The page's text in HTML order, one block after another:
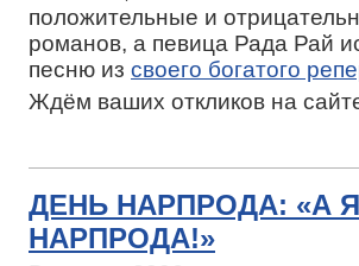
положительные и
романов, а певица Рада Рай
песню из своего богатого
Ждём ваших откликов на
ДЕНЬ НАРПРОДА: «А
НАРПРОДА!»